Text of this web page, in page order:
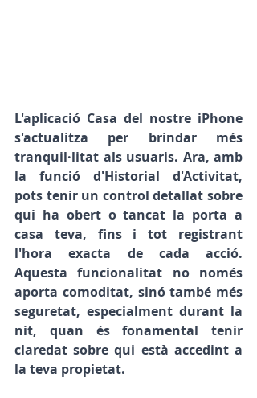
L'aplicació Casa del nostre iPhone
s'actualitza per brindar més
tranquil·litat als usuaris. Ara, amb
la funció d'Historial d'Activitat,
pots tenir un control detallat sobre
qui ha obert o tancat la porta a
casa teva, fins i tot registrant
l'hora exacta de cada acció.
Aquesta funcionalitat no només
aporta comoditat, sinó també més
seguretat, especialment durant la
nit, quan és fonamental tenir
claredat sobre qui està accedint a
la teva propietat.